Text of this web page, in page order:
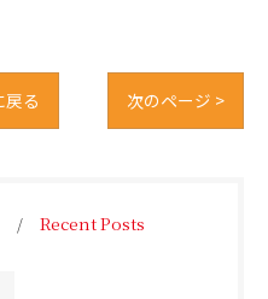
戻る 次のページ >
Recent Posts